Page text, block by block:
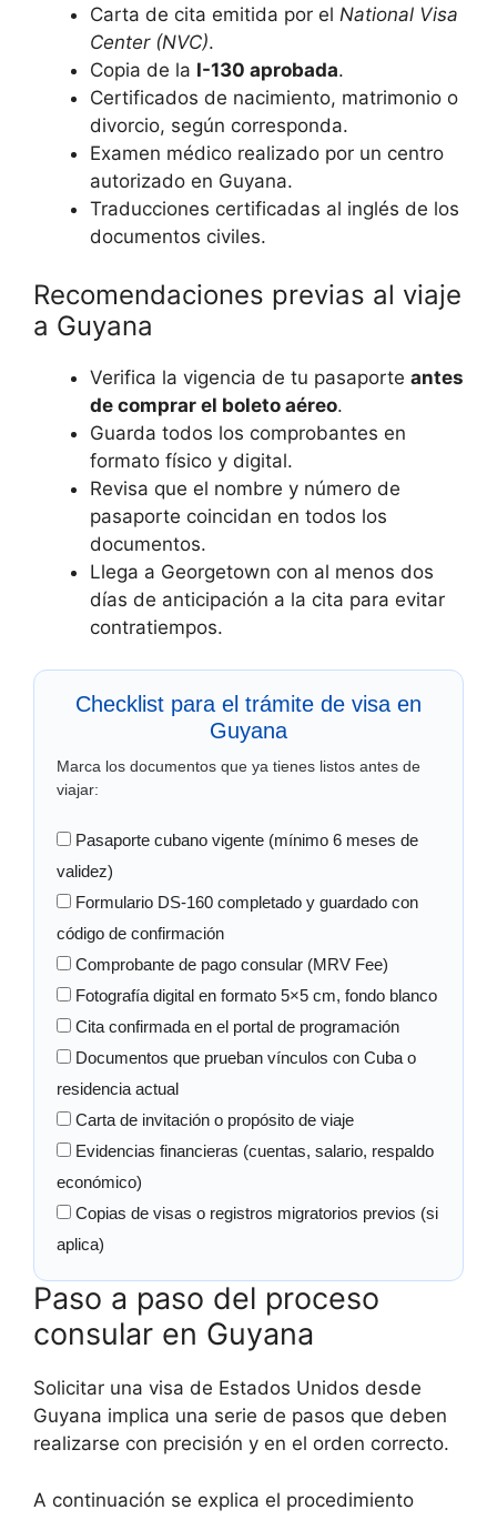
Carta de cita emitida por el National Visa
Center (NVC).
Copia de la I-130 aprobada.
Certificados de nacimiento, matrimonio o
divorcio, según corresponda.
Examen médico realizado por un centro
autorizado en Guyana.
Traducciones certificadas al inglés de los
documentos civiles.
Recomendaciones previas al viaje
a Guyana
Verifica la vigencia de tu pasaporte antes
de comprar el boleto aéreo.
Guarda todos los comprobantes en
formato físico y digital.
Revisa que el nombre y número de
pasaporte coincidan en todos los
documentos.
Llega a Georgetown con al menos dos
días de anticipación a la cita para evitar
contratiempos.
Checklist para el trámite de visa en
Guyana
Marca los documentos que ya tienes listos antes de
viajar:
Pasaporte cubano vigente (mínimo 6 meses de
validez)
Formulario DS-160 completado y guardado con
código de confirmación
Comprobante de pago consular (MRV Fee)
Fotografía digital en formato 5×5 cm, fondo blanco
Cita confirmada en el portal de programación
Documentos que prueban vínculos con Cuba o
residencia actual
Carta de invitación o propósito de viaje
Evidencias financieras (cuentas, salario, respaldo
económico)
Copias de visas o registros migratorios previos (si
aplica)
Paso a paso del proceso
consular en Guyana
Solicitar una visa de Estados Unidos desde
Guyana implica una serie de pasos que deben
realizarse con precisión y en el orden correcto.
A continuación se explica el procedimiento